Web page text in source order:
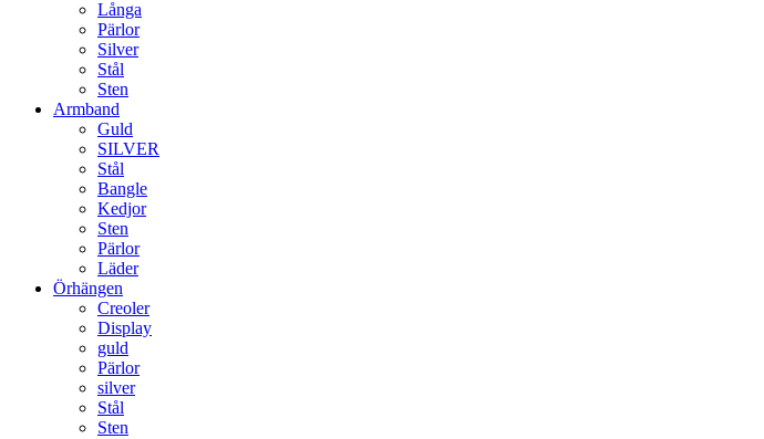
Långa
Pärlor
Silver
Stål
Sten
Armband
Guld
SILVER
Stål
Bangle
Kedjor
Sten
Pärlor
Läder
Örhängen
Creoler
Display
guld
Pärlor
silver
Stål
Sten